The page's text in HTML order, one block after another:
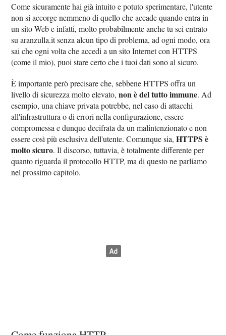
Come sicuramente hai già intuito e potuto sperimentare, l'utente
non si accorge nemmeno di quello che accade quando entra in
un sito Web e infatti, molto probabilmente anche tu sei entrato
su aranzulla.it senza alcun tipo di problema, ad ogni modo, ora
sai che ogni volta che accedi a un sito Internet con HTTPS
(come il mio), puoi stare certo che i tuoi dati sono al sicuro.
È importante però precisare che, sebbene HTTPS offra un
livello di sicurezza molto elevato,non è del tutto immune. Ad
esempio, una chiave privata potrebbe, nel caso di attacchi
all'infrastruttura o di errori nella configurazione, essere
compromessa e dunque decifrata da un malintenzionato e non
essere così più esclusiva dell'utente. Comunque sia,HTTPS è
molto sicuro. Il discorso, tuttavia, è totalmente differente per
quanto riguarda il protocollo HTTP, ma di questo ne parliamo
nel prossimo capitolo.